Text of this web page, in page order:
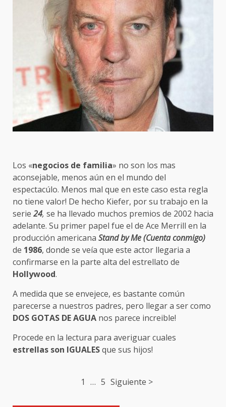
Los «negocios de familia» no son los mas
aconsejable, menos aún en el mundo del
espectacúlo. Menos mal que en este caso esta regla
no tiene valor! De hecho Kiefer, por su trabajo en la
serie 24, se ha llevado muchos premios de 2002 hacia
adelante. Su primer papel fue el de Ace Merrill en la
producción americana Stand by Me (Cuenta conmigo)
de 1986, donde se veía que este actor llegaria a
confirmarse en la parte alta del estrellato de
Hollywood.
A medida que se envejece, es bastante común
parecerse a nuestros padres, pero llegar a ser como
DOS GOTAS DE AGUA nos parece increible!
Procede en la lectura para averiguar cuales
estrellas son IGUALESque sus hijos!
1 … 5 Siguiente >